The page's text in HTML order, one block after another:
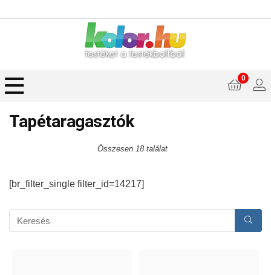
0
Tapétaragasztók
Összesen 18 találat
[br_filter_single filter_id=14217]